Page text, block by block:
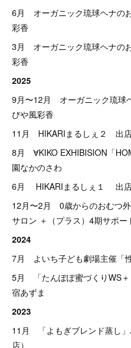
6月 オーガニック琉球ヘナの
彩香
3月 オーガニック琉球ヘナの
彩香
2025
9月〜12月 オーガニック琉球
びや風彩香
11月 HIKARIまるしぇ２ 出
8月 ∀KIKO EXHIBISION「
園なかのさわ
6月 HIKARIまるしぇ１ 出店
12月〜2月 0歳からのおむつ
サロン ＋（プラス）4期サポー
2024
7月 よいち子ども劇場主催「
5月 「たんぽぽ蜜づくりWS
宿あずま
2023
11月 「よもぎブレンド蒸し
店）